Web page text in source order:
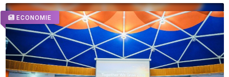
ECONOMIE